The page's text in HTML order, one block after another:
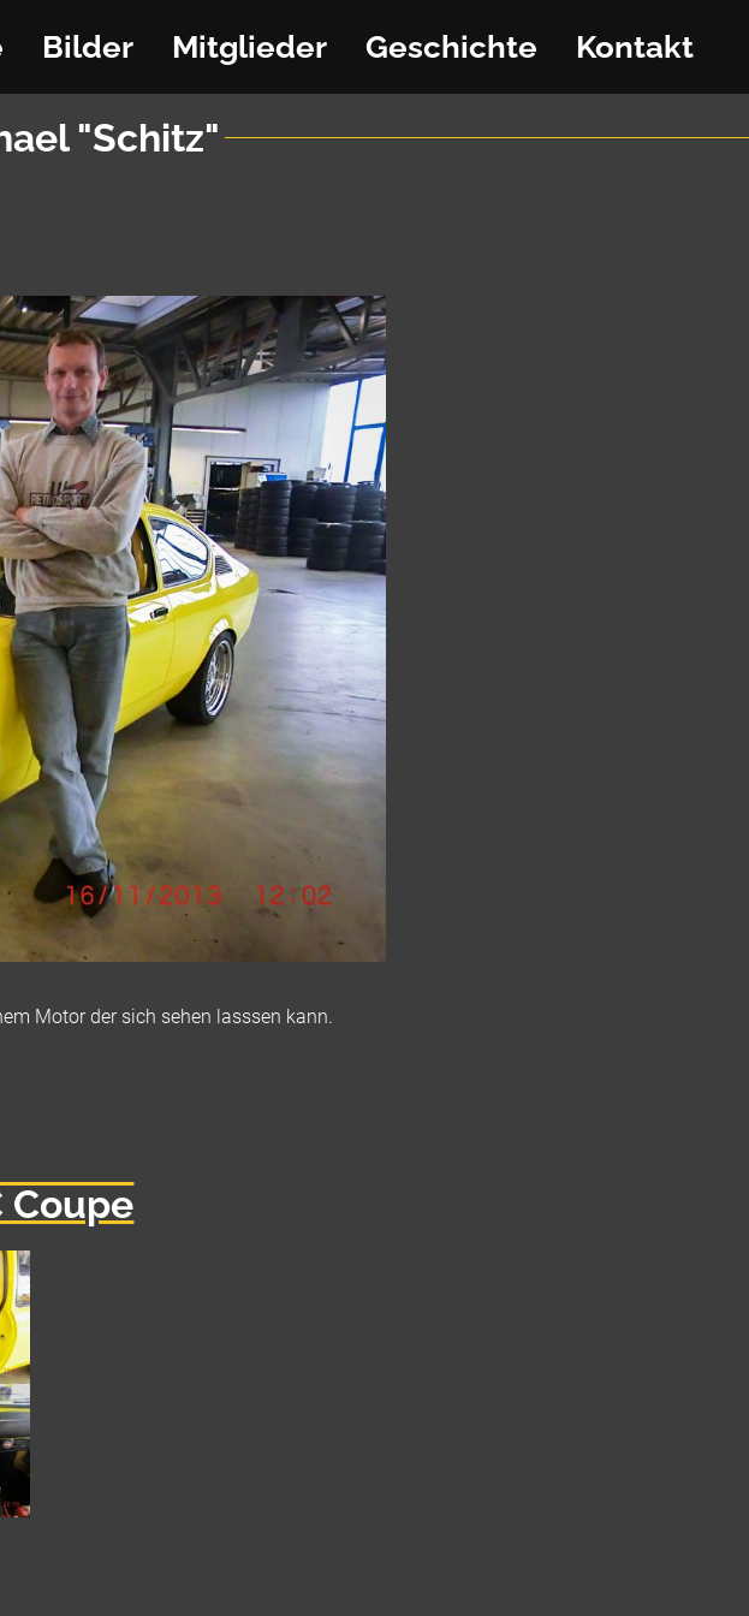
Bilder Mitglieder Geschichte Kontakt
"Schitz"
Motor der sich sehen lasssen kann.
Coupe